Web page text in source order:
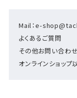
Mail：e-
よくあるご質問
その他お問い合わせ
オンラインショッ